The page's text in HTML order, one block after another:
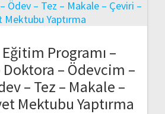
Programı –
Doktora – Ödevcim –
– Tez – Makale –
Mektubu Yaptırma